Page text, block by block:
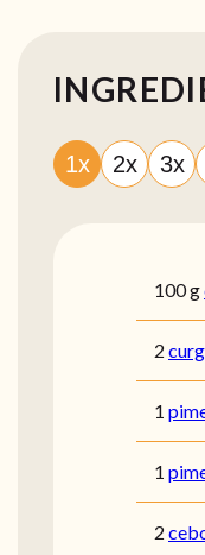
1x 2x 3x
100g
2
1
1
2